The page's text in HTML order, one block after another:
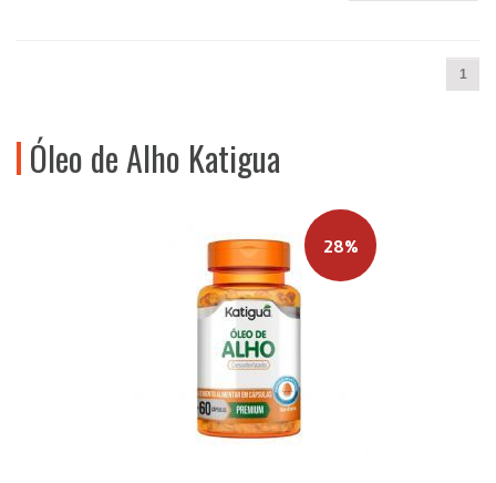
1
Óleo de Alho Katigua
28%